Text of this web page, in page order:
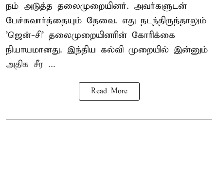
நம் அடுத்த தலைமுறையினர். அவர்களுடன்
பேச்சுவார்த்தையும் தேவை. எது நடந்திருந்தாலும்
'ஜென்-சி' தலைமுறையினரின் கோரிக்கை
நியாயமானது. இந்திய கல்வி முறையில் இன்னும்
அதிக சீர ...
Read More